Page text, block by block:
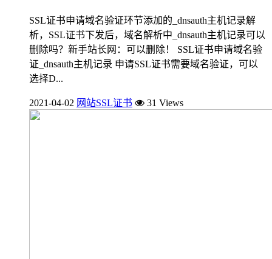
SSL证书申请域名验证环节添加的_dnsauth主机记录解
析，SSL证书下发后，域名解析中_dnsauth主机记录可以
删除吗？新手站长网：可以删除！ SSL证书申请域名验
证_dnsauth主机记录 申请SSL证书需要域名验证，可以
选择D...
2021-04-02 网站SSL证书 31 Views